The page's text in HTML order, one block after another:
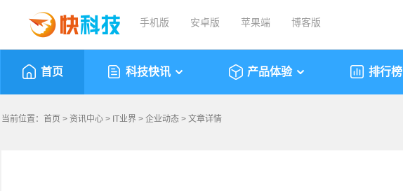
手机版 安卓版 苹果端 博客版
首页 科技快讯 产品体验 排行榜
当前位置： 首页 > 资讯中心 > IT业界 > 企业动态 > 文章详情